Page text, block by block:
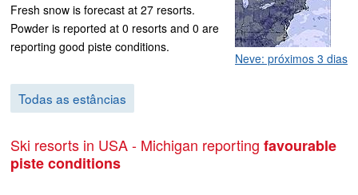
Neve: próximos 3 dias
Fresh snow is forecast at 27 resorts.
Powder is reported at 0 resorts and 0 are
reporting good piste conditions.
Todas as estâncias
Ski resorts in USA - Michigan reporting favourable
piste conditions